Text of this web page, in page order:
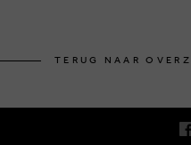
TERUG NAAR